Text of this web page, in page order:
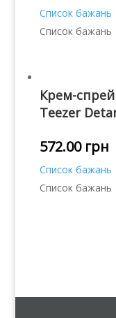
Список бажань
Список бажань
Крем-спрей
Teezer
572.00 грн
Список бажань
Список бажань